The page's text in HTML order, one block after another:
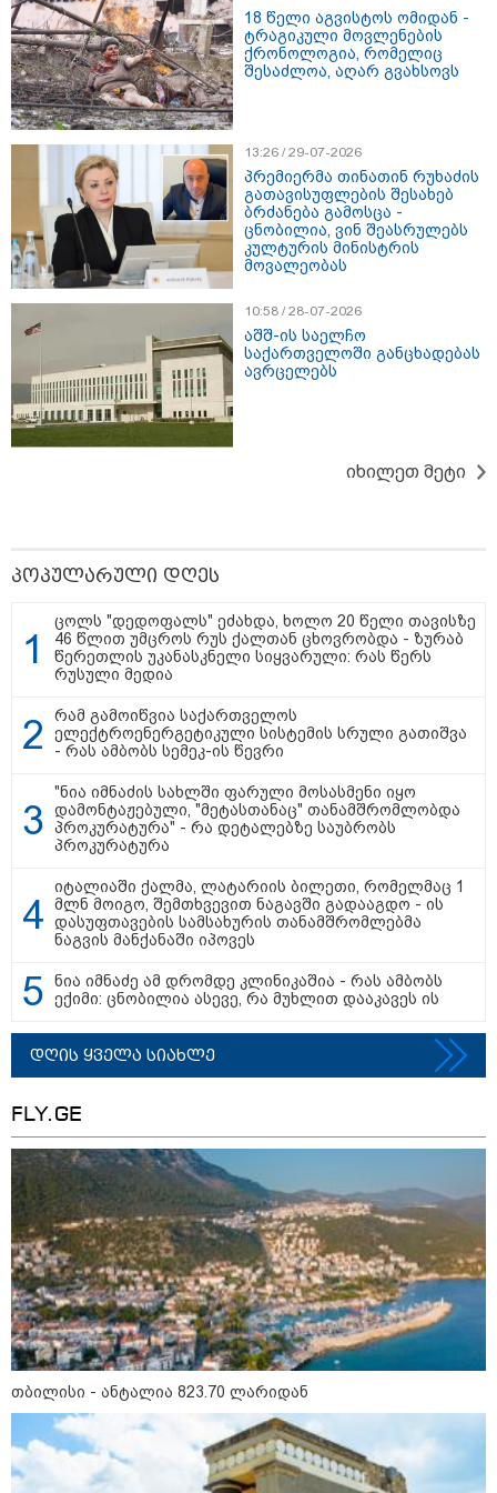
მნიშვნელოვანი ინფორმაცია
11:13 / 05-08-2026
Hisense წარმოგიდგენთ გზავნილს "ინოვაციები
უკეთესი ცხოვრებისათვის" FIFA-ს 2026 წლის
მსოფლიო ჩემპიონატზე™
სამართალი
13:59 / 06-08-2026
ნიკა მელიას სასამართლოს
უპატივცემლობის ფაქტზე 1 წლით და 6
თვით თავისუფლების აღკვეთა მიესაჯა
09:52 / 07-08-2026
მიიღო თუ არა გამოძიებამ
"მეტასგან" რაიმე მონაცემები? -
რას პასუხობს კითხვაზე ნია
09:25 / 07-08-2026
"დასრულდა 9-თვიანი კოშმარი
570 ოჯახისთვის" - "სფერო
ჰოლდინგის" თანამშრომლებს
განაჩენი გამოუტანეს: რა
სასჯელი ელოდებათ სოფიკო
პეტრიაშვილსა და გივი
წულეისკირს
19:42 / 06-08-2026
"იმნაძემ მის მეგობრებს
ალექსანდრე გაბაშვილს და
გიორგი მალანიას უთხრა,
თითქოსდა მისი მასწავლებელი,
გიგა ავალიანი ზედმეტ
ყურადღებას იჩენდა მის
მიმართ, რითაც გაბაშვილი
წააქეზა" - პროკურატურა
18 წელი აგვისტოს ომიდან -
ტრაგიკული მოვლენების
ქრონოლოგია, რომელიც
შესაძლოა, აღარ გვახსოვს
13:26 / 29-07-2026
პრემიერმა თინათინ რუხაძის
გათავისუფლების შესახებ
ბრძანება გამოსცა -
ცნობილია, ვინ შეასრულებს
კულტურის მინისტრის
მოვალეობას
10:58 / 28-07-2026
აშშ-ის საელჩო
საქართველოში განცხადებას
ავრცელებს
იხილეთ მეტი
პოპულარული დღეს
ცოლს "დედოფალს" ეძახდა, ხოლო 20 წელი თავისზე
46 წლით უმცროს რუს ქალთან ცხოვრობდა - ზურაბ
წერეთლის უკანასკნელი სიყვარული: რას წერს
რუსული მედია
რამ გამოიწვია საქართველოს
ელექტროენერგეტიკული სისტემის სრული გათიშვა
- რას ამბობს სემეკ-ის წევრი
"ნია იმნაძის სახლში ფარული მოსასმენი იყო
დამონტაჟებული, "მეტასთანაც" თანამშრომლობდა
პროკურატურა" - რა დეტალებზე საუბრობს
პროკურატურა
იტალიაში ქალმა, ლატარიის ბილეთი, რომელმაც 1
მლნ მოიგო, შემთხვევით ნაგავში გადააგდო - ის
დასუფთავების სამსახურის თანამშრომლებმა
ნაგვის მანქანაში იპოვეს
ნია იმნაძე ამ დრომდე კლინიკაშია - რას ამბობს
ექიმი: ცნობილია ასევე, რა მუხლით დააკავეს ის
დღის ყველა სიახლე
FLY.GE
თბილისი - ანტალია 823.70 ლარიდან